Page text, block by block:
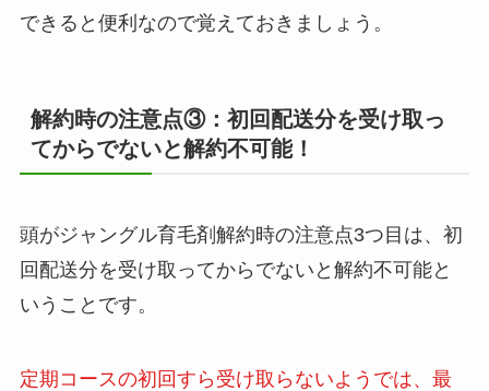
できると便利なので覚えておきましょう。
解約時の注意点③：初回配送分を受け取っ
てからでないと解約不可能！
頭がジャングル育毛剤解約時の注意点3つ目は、初
回配送分を受け取ってからでないと解約不可能と
いうことです。
定期コースの初回すら受け取らないようでは、最